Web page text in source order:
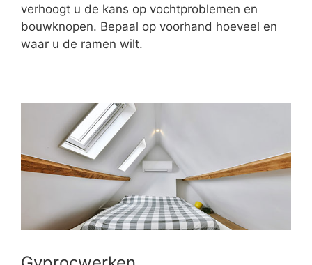
verhoogt u de kans op vochtproblemen en
bouwknopen. Bepaal op voorhand hoeveel en
waar u de ramen wilt.